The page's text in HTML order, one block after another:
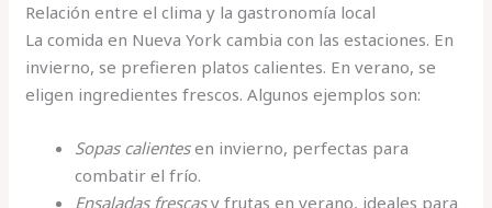
Relación entre el clima y la gastronomía local
La comida en Nueva York cambia con las estaciones. En
invierno, se prefieren platos calientes. En verano, se
eligen ingredientes frescos. Algunos ejemplos son:
Sopas calientesen invierno, perfectas para
combatir el frío.
Ensaladas frescasy frutas en verano, ideales para